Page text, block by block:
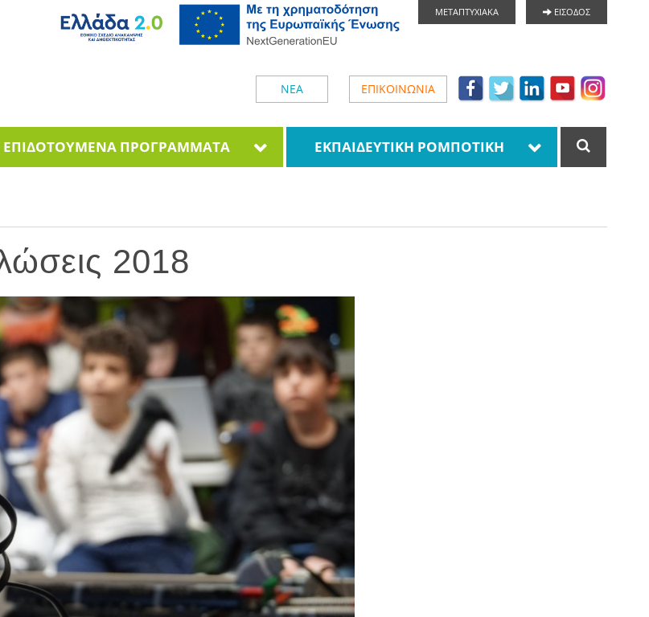
ΕΙΣΟΔΟΣ
ΜΕΤΑΠΤΥΧΙΑΚΑ
ΕΠΙΚΟΙΝΩΝΙΑ
ΝΕΑ
ΕΠΙΔΟΤΟΥΜΕΝΑ ΠΡΟΓΡΑΜΜΑΤΑ ΕΚΠΑΙΔΕΥΤΙΚΗ ΡΟΜΠΟΤΙΚΗ
2018